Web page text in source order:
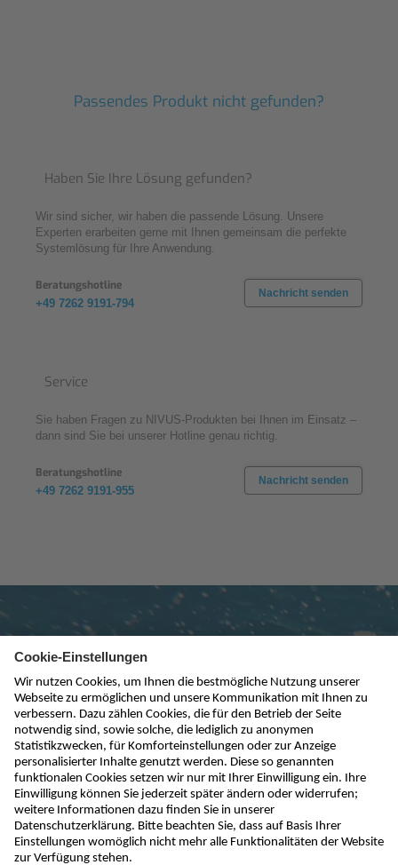
Passendes Produkt nicht gefunden?
Haben Sie Ihre Lösung gefunden?
Wir sind sicher, wir haben die passende Lösung. Unsere
Experten erarbeiten gerne mit Ihnen gemeinsam die perfekte
Systemlösung für Ihre Anwendung.
Beratungshotline
+49 7262 9191-794
Nachricht senden
Service
Sie haben Fragen zu NIVUS-Produkten bei Ihnen im Einsatz –
dann sind Sie bei unserer Hotline genau richtig.
Beratungshotline
+49 7262 9191-955
Nachricht senden
Newsletter abonnieren
absenden